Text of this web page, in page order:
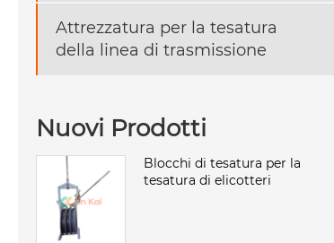
Attrezzatura per la tesatura
della linea di trasmissione
Nuovi Prodotti
Blocchi di tesatura per la
tesatura di elicotteri